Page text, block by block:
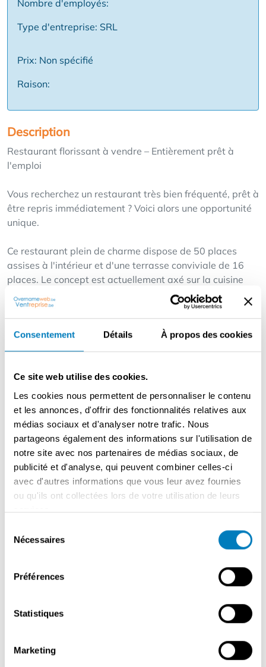
Consentement Détails À propos des cookies
Ce site web utilise des cookies.
Les cookies nous permettent de personnaliser le contenu
et les annonces, d'offrir des fonctionnalités relatives aux
médias sociaux et d'analyser notre trafic. Nous
partageons également des informations sur l'utilisation de
notre site avec nos partenaires de médias sociaux, de
publicité et d'analyse, qui peuvent combiner celles-ci
avec d'autres informations que vous leur avez fournies
ou qu'ils ont collectées lors de votre utilisation de leurs
services.
Nécessaires
Préférences
Statistiques
Marketing
Nombre d'employés:
Type d'entreprise: SRL
Prix: Non spécifié
Raison:
Description
Restaurant florissant à vendre – Entièrement prêt à
l'emploi
Vous recherchez un restaurant très bien fréquenté, prêt à
être repris immédiatement ? Voici alors une opportunité
unique.
Ce restaurant plein de charme dispose de 50 places
assises à l'intérieur et d'une terrasse conviviale de 16
places. Le concept est actuellement axé sur la cuisine
turque et italienne, mais peut également être exploité
entièrement comme un restaurant italien si vous le
souhaitez.
Pourquoi ce restaurant ?
✅ Entièrement prêt à l’emploi
✅ Cuisine équipée de manière professionnelle
✅ Aménagement moderne et soigné
✅ Capacité d’accueil de 50 convives à l’intérieur + 16
en terrasse
✅ Tous les équipements et installations en excellent
état
✅ Aucun investissement immédiat nécessaire
✅ Idéal pour les indépendants, une exploitation
Le restaurant a toujours été entretenu avec soin et se
aménagement professionnel, vous pouvez démarrer
immédiatement et développer votre propre concept.
Une excellente opportunité pour les entrepreneurs du
secteur de la restauration à la recherche d'un